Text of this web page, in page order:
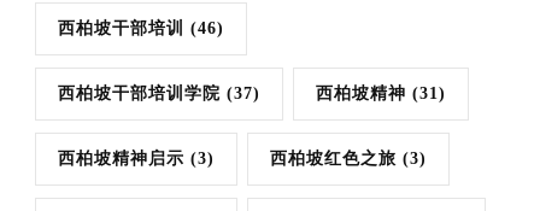
西柏坡干部培训 (46)
西柏坡干部培训学院 (37) 西柏坡精神 (31)
西柏坡精神启示 (3) 西柏坡红色之旅 (3)